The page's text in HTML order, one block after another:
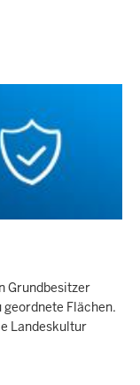
Grundbesitzer
Flächen.
Landeskultur